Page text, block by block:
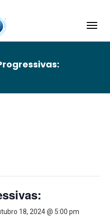
18, 2024 @ 5:00 pm